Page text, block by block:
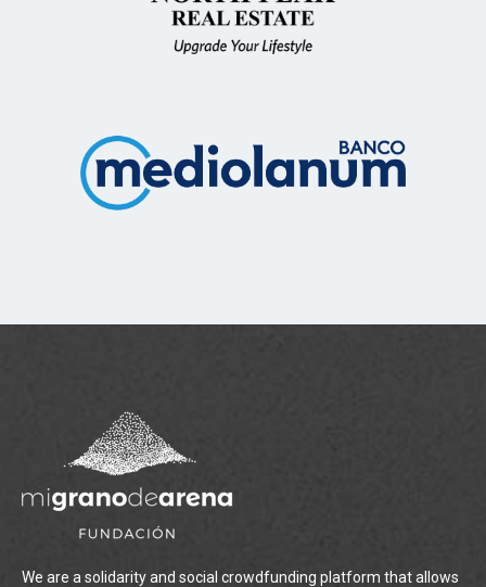
We are a solidarity and social crowdfunding platform that allows